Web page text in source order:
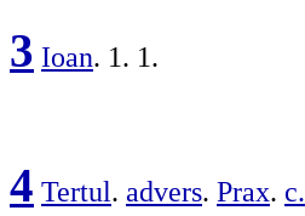
3 Ioan. 1. 1.
4 Tertul. advers. Prax. c.